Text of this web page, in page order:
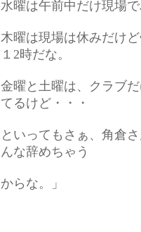
水曜は午前中だけ現場
木曜は現場は休みだけ
１2時だな。
金曜と土曜は、クラブ
てるけど・・・
といってもさぁ、角倉
んな辞めちゃう
からな。」